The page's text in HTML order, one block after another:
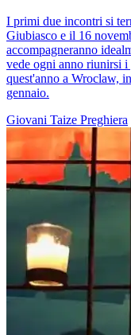
I primi due incontri si
Giubiasco e il 16
accompagneranno
vede ogni anno riunirsi
quest'anno a Wroclaw,
gennaio.
Giovani Taize Preghiera